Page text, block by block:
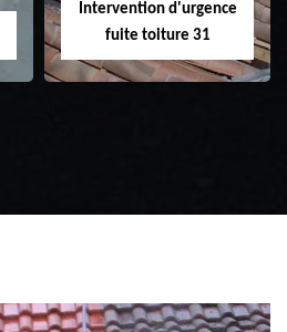
Intervention d'urgence
fuite toiture 31